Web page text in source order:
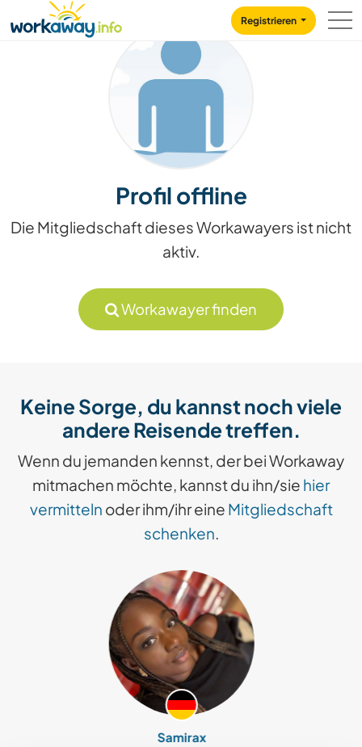
CONTENT
MAIN NAVIGATION
Registrieren
Profil offline
Die Mitgliedschaft dieses Workawayers ist nicht
aktiv.
Workawayer finden
Keine Sorge, du kannst noch viele
andere Reisende treffen.
Wenn du jemanden kennst, der bei Workaway
mitmachen möchte, kannst du ihn/sie hier
vermitteln oder ihm/ihr eine Mitgliedschaft
schenken
Samirax